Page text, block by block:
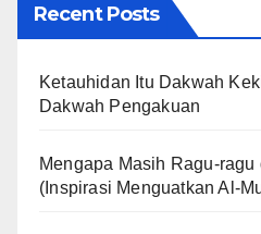
Recent Posts
Ketauhidan Itu Dakwah
Dakwah Pengakuan
Mengapa Masih Ragu-
(Inspirasi Menguatkan Al-